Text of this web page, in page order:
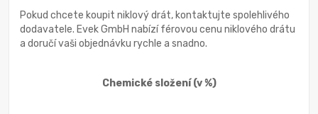
Pokud chcete koupit niklový drát, kontaktujte spolehlivého
dodavatele. Evek GmbH nabízí férovou cenu niklového drátu
a doručí vaši objednávku rychle a snadno.
Chemické složení (v %)